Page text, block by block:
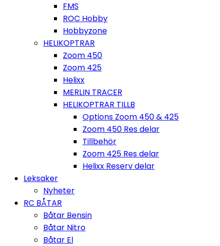
FMS
ROC Hobby
Hobbyzone
HELIKOPTRAR
Zoom 450
Zoom 425
Helixx
MERLIN TRACER
HELIKOPTRAR TILLB
Options Zoom 450 & 425
Zoom 450 Res delar
Tillbehör
Zoom 425 Res delar
Helixx Reserv delar
Leksaker
Nyheter
RC BÅTAR
Båtar Bensin
Båtar Nitro
Båtar El